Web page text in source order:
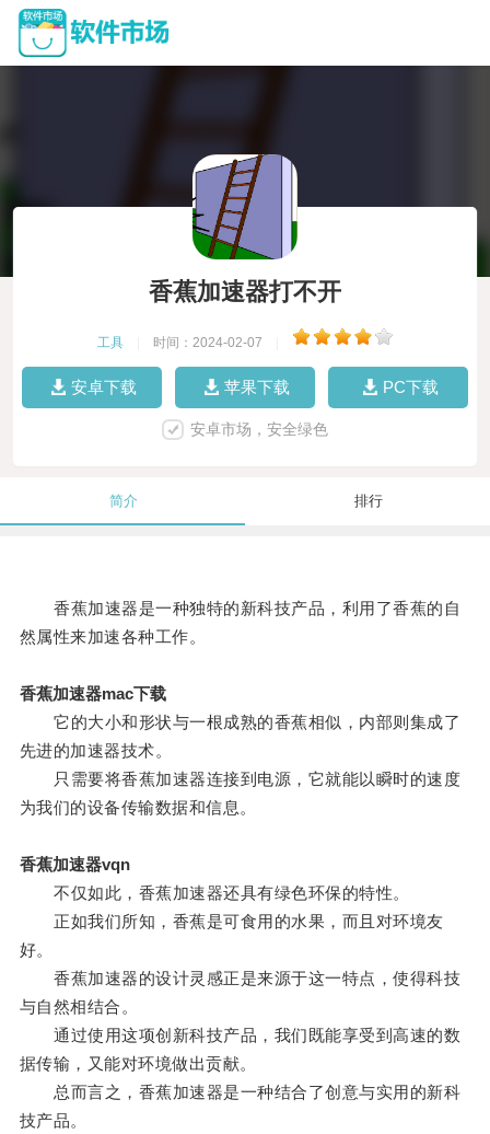
香蕉加速器打不开
工具 时间：2024-02-07
安卓下载 苹果下载 PC下载
安卓市场，安全绿色
简介 排行
香蕉加速器是一种独特的新科技产品，利用了香蕉的自
然属性来加速各种工作。
香蕉加速器mac下载
它的大小和形状与一根成熟的香蕉相似，内部则集成了
先进的加速器技术。
只需要将香蕉加速器连接到电源，它就能以瞬时的速度
为我们的设备传输数据和信息。
香蕉加速器vqn
不仅如此，香蕉加速器还具有绿色环保的特性。
正如我们所知，香蕉是可食用的水果，而且对环境友
好。
香蕉加速器的设计灵感正是来源于这一特点，使得科技
与自然相结合。
通过使用这项创新科技产品，我们既能享受到高速的数
据传输，又能对环境做出贡献。
总而言之，香蕉加速器是一种结合了创意与实用的新科
技产品。